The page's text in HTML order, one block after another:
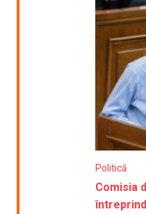
Politică
Comisia